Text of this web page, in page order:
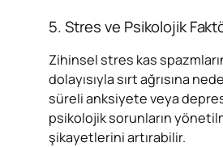
5. Stres ve Psikolojik
Zihinsel stres kas
dolayısıyla sırt ağrısına
süreli anksiyete veya
psikolojik sorunların
şikayetlerini artırabilir.